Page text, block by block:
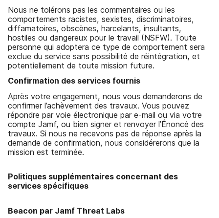
Nous ne tolérons pas les commentaires ou les
comportements racistes, sexistes, discriminatoires,
diffamatoires, obscènes, harcelants, insultants,
hostiles ou dangereux pour le travail (NSFW). Toute
personne qui adoptera ce type de comportement sera
exclue du service sans possibilité de réintégration, et
potentiellement de toute mission future.
Confirmation des services fournis
Après votre engagement, nous vous demanderons de
confirmer l’achèvement des travaux. Vous pouvez
répondre par voie électronique par e-mail ou via votre
compte Jamf, ou bien signer et renvoyer l’Énoncé des
travaux. Si nous ne recevons pas de réponse après la
demande de confirmation, nous considérerons que la
mission est terminée.
Politiques supplémentaires concernant des
services spécifiques
Beacon par Jamf Threat Labs